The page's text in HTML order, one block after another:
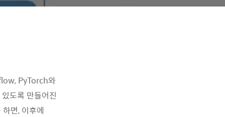
PyTorch와
도록 만들어진
면, 이후에